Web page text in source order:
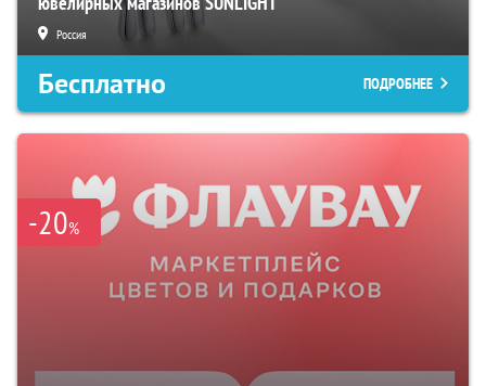
Россия
Бесплатно ПОДРОБНЕЕ
-20%